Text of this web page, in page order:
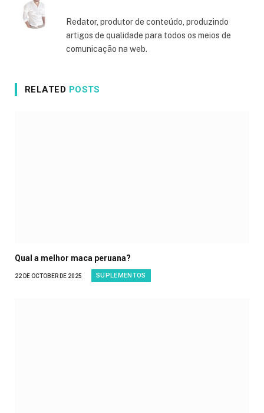
Redator, produtor de conteúdo, produzindo
artigos de qualidade para todos os meios de
comunicação na web.
RELATED POSTS
Qual a melhor maca peruana?
22 DE OCTOBER DE 2025 SUPLEMENTOS